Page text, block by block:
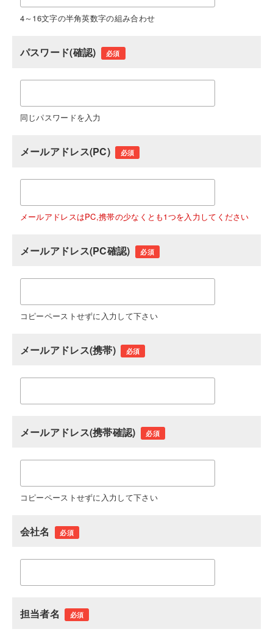
4～16文字の半角英数字の組み合わせ
パスワード(確認) 必須
同じパスワードを入力
メールアドレス(PC) 必須
メールアドレスはPC,携帯の少なくとも1つを入力してください
メールアドレス(PC確認) 必須
コピーペーストせずに入力して下さい
メールアドレス(携帯) 必須
メールアドレス(携帯確認) 必須
コピーペーストせずに入力して下さい
会社名 必須
担当者名 必須